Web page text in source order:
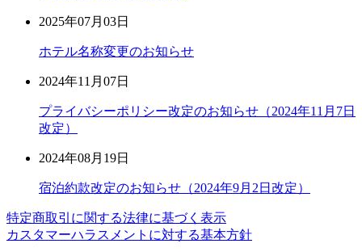
2025年07月03日
ホテル名称変更のお知らせ
2024年11月07日
プライバシーポリシー改定のお知らせ（2024年11月7日
改定）
2024年08月19日
宿泊約款改定のお知らせ（2024年9月2日改定）
特定商取引に関する法律に基づく表示
カスタマーハラスメントに対する基本方針